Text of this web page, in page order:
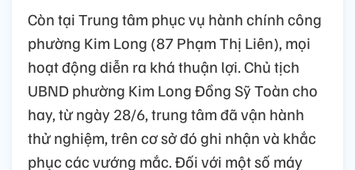
Còn tại Trung tâm phục vụ hành chính công
phường Kim Long (87 Phạm Thị Liên), mọi
hoạt động diễn ra khá thuận lợi. Chủ tịch
UBND phường Kim Long Đồng Sỹ Toàn cho
hay, từ ngày 28/6, trung tâm đã vận hành
thử nghiệm, trên cơ sở đó ghi nhận và khắc
phục các vướng mắc. Đối với một số máy